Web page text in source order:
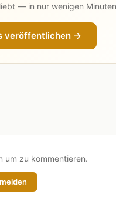
— in nur wenigen
veröffentlichen →
um zu kommentieren.